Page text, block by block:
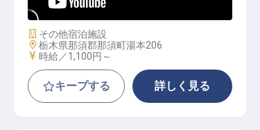
浴無料
施設業態
その他宿泊施設
勤務地
栃木県那須郡那須町湯本206
給与
時給／1,100円～
キープする 詳しく見る